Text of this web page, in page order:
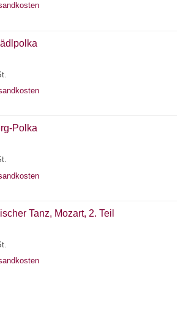
Polka
Tanz, Mozart, 2. Teil